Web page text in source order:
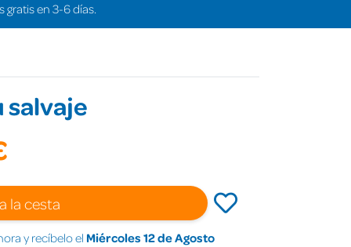
gratis en 3-6 días.
salvaje
la cesta
y recíbelo el Miércoles 12 de Agosto